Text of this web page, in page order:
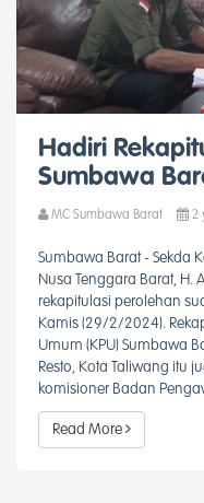
Hadiri
Sumbawa
MC Sumbawa Barat 2
Sumbawa Barat - Sekda
Nusa Tenggara Barat,
rekapitulasi perolehan
Kamis (29/2/2024).
Umum (KPU) Sumbawa
Resto, Kota Taliwang itu
komisioner Badan
Read More